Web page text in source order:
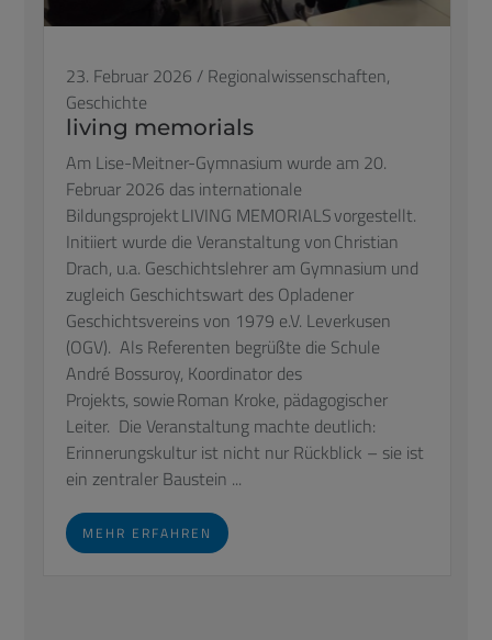
23. Februar 2026 / Regionalwissenschaften,
Geschichte
living memorials
Am Lise-Meitner-Gymnasium wurde am 20.
Februar 2026 das internationale
Bildungsprojekt LIVING MEMORIALS vorgestellt.
Initiiert wurde die Veranstaltung von Christian
Drach, u.a. Geschichtslehrer am Gymnasium und
zugleich Geschichtswart des Opladener
Geschichtsvereins von 1979 e.V. Leverkusen
(OGV). Als Referenten begrüßte die Schule
André Bossuroy, Koordinator des
Projekts, sowie Roman Kroke, pädagogischer
Leiter. Die Veranstaltung machte deutlich:
Erinnerungskultur ist nicht nur Rückblick – sie ist
ein zentraler Baustein ...
MEHR ERFAHREN